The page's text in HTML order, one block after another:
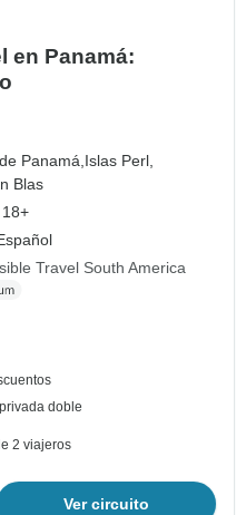
en Panamá:
Panamá, Islas Perl,
Blas
Travel South America
doble
2 viajeros
Ver circuito